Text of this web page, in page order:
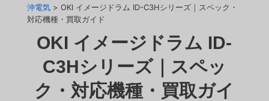
沖電気> OKI イメージドラム ID-C3Hシリーズ｜スペック・
対応機種・買取ガイド
OKI イメージドラム ID-
C3Hシリーズ｜スペッ
ク・対応機種・買取ガイ